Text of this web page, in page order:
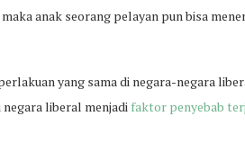
anak seorang pelayan pun bisa
yang sama di negara-negara
liberal menjadi faktor penyebab